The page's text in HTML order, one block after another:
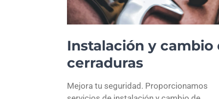
Instalación y cambio
cerraduras
Mejora tu seguridad. Proporcionamos